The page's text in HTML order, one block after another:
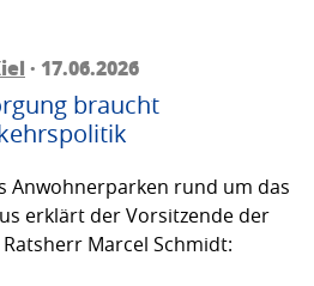
· 17.06.2026
braucht
Anwohnerparken rund um das
erklärt der Vorsitzende der
Marcel Schmidt: